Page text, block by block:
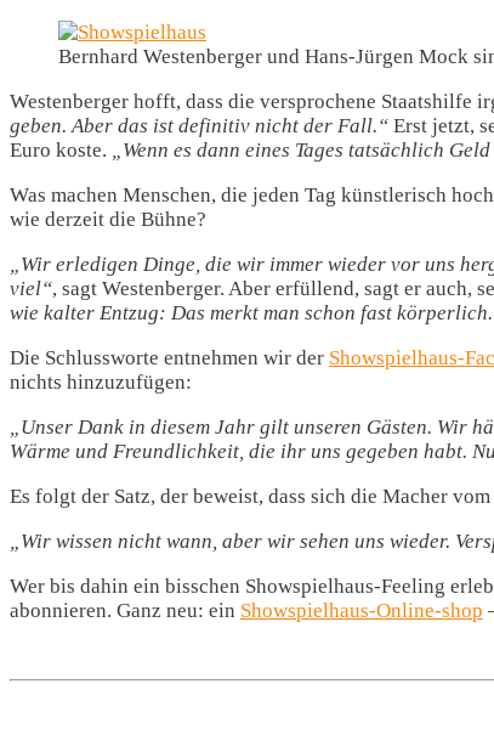
Bernhard Westenberger und Hans-Jürgen Mock
Westenberger hofft, dass die versprochene Staatshilfe
geben. Aber das ist definitiv nicht der Fall.“ Erst jetzt,
Euro koste. „Wenn es dann eines Tages tatsächlich
Was machen Menschen, die jeden Tag künstlerisch
wie derzeit die Bühne?
„Wir erledigen Dinge, die wir immer wieder vor uns
viel“, sagt Westenberger. Aber erfüllend, sagt er auch,
wie kalter Entzug: Das merkt man schon fast
Die Schlussworte entnehmen wir der Showspielhaus-
nichts hinzuzufügen:
„Unser Dank in diesem Jahr gilt unseren Gästen. Wir
Wärme und Freundlichkeit, die ihr uns gegeben habt.
Es folgt der Satz, der beweist, dass sich die Macher
„Wir wissen nicht wann, aber wir sehen uns wieder.
Wer bis dahin ein bisschen Showspielhaus-Feeling
abonnieren. Ganz neu: ein Showspielhaus-Online-shop